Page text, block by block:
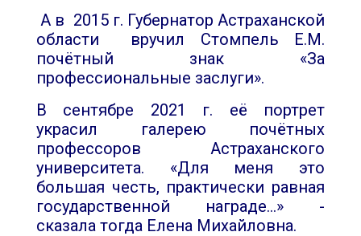
А в 2015 г. Губернатор Астраханской
области вручил Стомпель Е.М.
почётный знак «За
профессиональные заслуги».
В сентябре 2021 г. её портрет
украсил галерею почётных
профессоров Астраханского
университета. «Для меня это
большая честь, практически равная
государственной награде…» -
сказала тогда Елена Михайловна.